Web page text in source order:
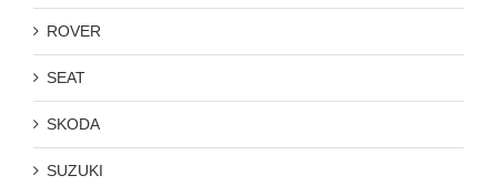
ROVER
SEAT
SKODA
SUZUKI